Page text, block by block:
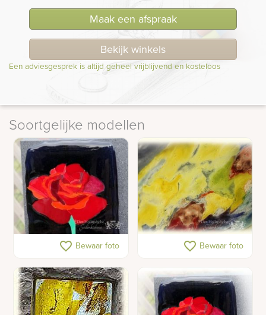
Maak een afspraak
Bekijk winkels
Een adviesgesprek is altijd geheel vrijblijvend en kosteloos
Soortgelijke modellen
Glass fusing roos
favorite_border Bewaar foto Glass fusing decoratie
favorite_border Bewaar foto